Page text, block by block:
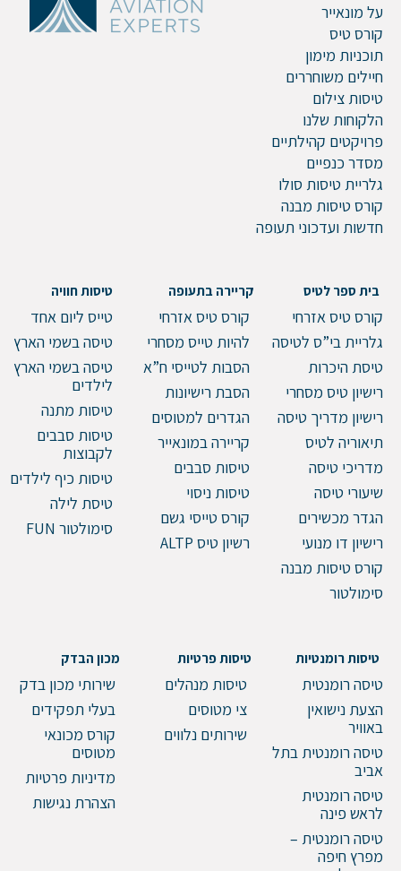
על מונאייר
קורס טיס
תוכניות מימון
חיילים משוחררים
טיסות צילום
הלקוחות שלנו
פרויקטים קהילתיים
מסדר כנפיים
גלריית טיסות סולו
קורס טיסות מבנה
חדשות ועדכוני תעופה
בית ספר לטיס
קורס טיס אזרחי
גלריית בי”ס לטיסה
טיסת היכרות
רישיון טיס מסחרי
רישיון מדריך טיסה
תיאוריה לטיס
מדריכי טיסה
שיעורי טיסה
הגדר מכשירים
רישיון דו מנועי
קורס טיסות מבנה
סימולטור
קריירה בתעופה
קורס טיס אזרחי
להיות טייס מסחרי
הסבות לטייסי ח”א
הסבת רישיונות
הגדרים למטוסים
קריירה במונאייר
טיסות סבבים
טיסות ניסוי
קורס טייסי גשם
רשיון טיס ALTP
טיסות חוויה
טייס ליום אחד
טיסה בשמי הארץ
טיסה בשמי הארץ
לילדים
טיסות מתנה
טיסות סבבים
לקבוצות
טיסות כיף לילדים
טיסת לילה
סימולטור FUN
טיסות רומנטיות
טיסה רומנטית
הצעת נישואין
באוויר
טיסה רומנטית בתל
אביב
טיסה רומנטית
לראש פינה
טיסה רומנטית –
מפרץ חיפה
טיסות פרטיות
טיסות מנהלים
צי מטוסים
שירותים נלווים
מכון הבדק
שירותי מכון בדק
בעלי תפקידים
קורס מכונאי
מטוסים
מדיניות פרטיות
הצהרת נגישות